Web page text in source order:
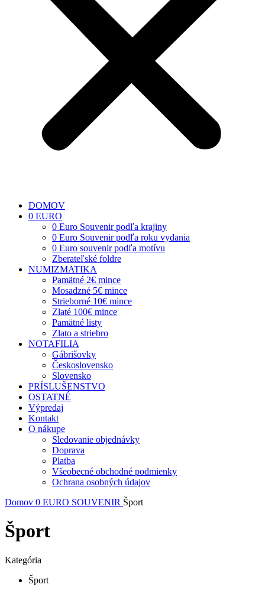
DOMOV
0 EURO
0 Euro Souvenir podľa krajiny
0 Euro Souvenir podľa roku vydania
0 Euro souvenir podľa motívu
Zberateľské foldre
NUMIZMATIKA
Pamätné 2€ mince
Mosadzné 5€ mince
Strieborné 10€ mince
Zlaté 100€ mince
Pamätné listy
Zlato a striebro
NOTAFILIA
Gábrišovky
Československo
Slovensko
PRÍSLUŠENSTVO
OSTATNÉ
Výpredaj
Kontakt
O nákupe
Sledovanie objednávky
Doprava
Platba
Všeobecné obchodné podmienky
Ochrana osobných údajov
Domov 0 EURO SOUVENIR Šport
Šport
Kategória
Šport